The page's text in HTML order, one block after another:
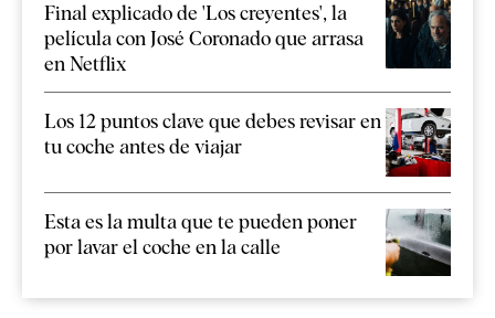
Final explicado de 'Los creyentes', la
película con José Coronado que arrasa
en Netflix
Los 12 puntos clave que debes revisar en
tu coche antes de viajar
Esta es la multa que te pueden poner
por lavar el coche en la calle